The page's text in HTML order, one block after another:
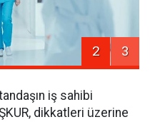
2 3
iş sahibi
dikkatleri üzerine